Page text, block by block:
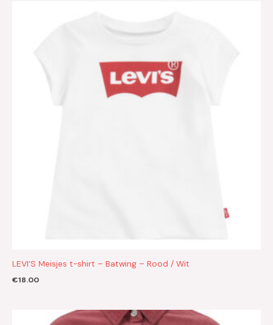
LEVI’S Meisjes t-shirt – Batwing – Rood / Wit
€18.00